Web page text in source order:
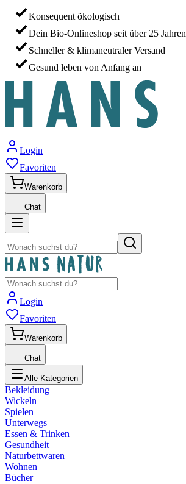
Konsequent ökologisch
Dein Bio-Onlineshop seit über 25 Jahren
Schneller & klimaneutraler Versand
Gesund leben von Anfang an
Login
Favoriten
Warenkorb
Chat
Login
Favoriten
Warenkorb
Chat
Alle Kategorien
Bekleidung
Wickeln
Spielen
Unterwegs
Essen & Trinken
Gesundheit
Naturbettwaren
Wohnen
Bücher